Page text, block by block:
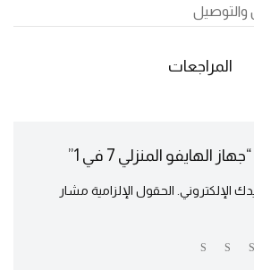
والتوصيل
المراجعات
الهايفو المنزلي 7 في 1”
الإلكتروني. الحقول الإلزامية مشار